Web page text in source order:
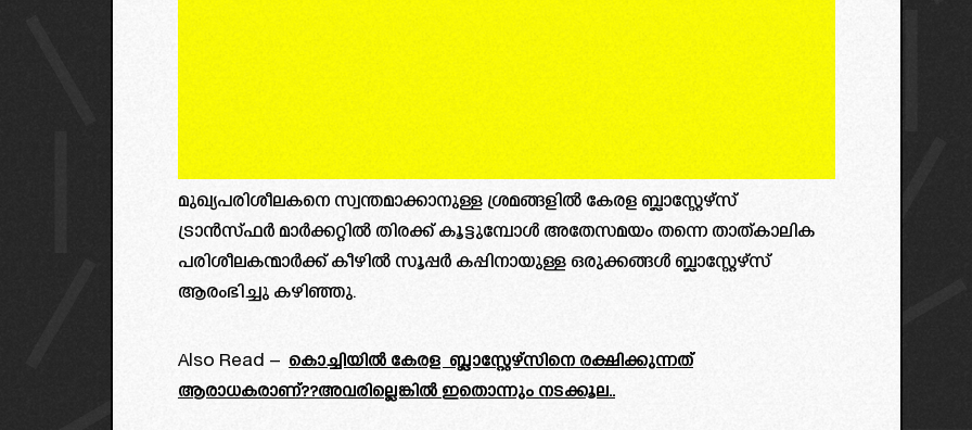
മുഖ്യപരിശീലകനെ സ്വന്തമാക്കാനുള്ള ശ്രമങ്ങളിൽ കേരള ബ്ലാസ്റ്റേഴ്‌സ്
ട്രാൻസ്ഫർ മാർക്കറ്റിൽ തിരക്ക് കൂട്ടുമ്പോൾ അതേസമയം തന്നെ താത്കാലിക
പരിശീലകന്മാർക്ക് കീഴിൽ സൂപ്പർ കപ്പിനായുള്ള ഒരുക്കങ്ങൾ ബ്ലാസ്റ്റേഴ്‌സ്
ആരംഭിച്ചു കഴിഞ്ഞു.
Also Read – കൊച്ചിയിൽ കേരള ബ്ലാസ്റ്റേഴ്സിനെ രക്ഷിക്കുന്നത്
ആരാധകരാണ്??അവരില്ലെങ്കിൽ ഇതൊന്നും നടക്കൂല..